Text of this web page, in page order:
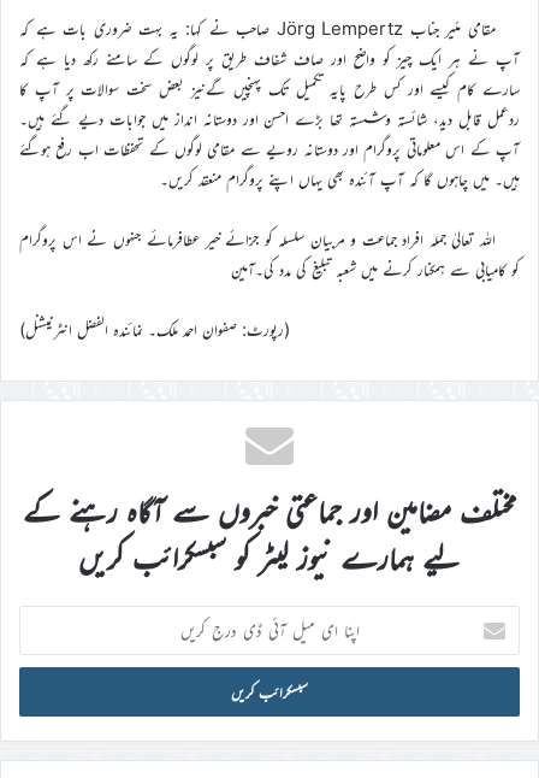
مقامی مئیر جناب Jörg Lempertz صاحب نے کہا: یہ بہت ضروری بات ہے کہ
آپ نے ہر ایک چیز کو واضح اور صاف شفاف طریق پر لوگوں کے سامنے رکھ دیا ہے کہ
سارے کام کیسے اور کس طرح پایہ تکمیل تک پہنچیں گےنیز بعض سخت سوالات پر آپ کا
ردعمل قابل دید، شائستہ وشستہ تھا بڑے احسن اور دوستانہ انداز میں جوابات دیے گئے ہیں۔
آپ کے اس معلوماتی پروگرام اور دوستانہ رویے سے مقامی لوگوں کے تحفظات اب رفع ہوگئے
ہیں۔ میں چاہوں گا کہ آپ آئندہ بھی یہاں اپنے پروگرام منعقد کریں۔
اللہ تعالیٰ جملہ افراد جماعت و مربیان سلسلہ کو جزائے خیر عطافرمائے جنہوں نے اس پروگرام
کو کامیابی سے ہمکنار کرنے میں شعبہ تبلیغ کی مدد کی۔آمین
(رپورٹ: صفوان احمد ملک۔ نمائندہ الفضل انٹرنیشنل)
مختلف مضامین اور جماعتی خبروں سے آگاہ رہنے کے
لیے ہمارے نیوز لیٹر کو سبسکرائب کریں
اپنا
ای
میل
ڈی
درج
کریں